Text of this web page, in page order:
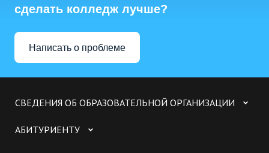
сделать колледж лучше?
Написать о проблеме
СВЕДЕНИЯ ОБ ОБРАЗОВАТЕЛЬНОЙ ОРГАНИЗАЦИИ
АБИТУРИЕНТУ